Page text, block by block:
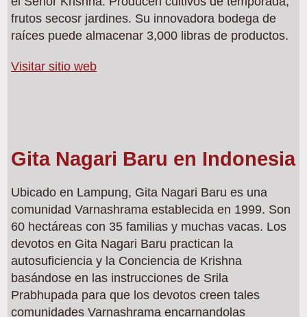
frutos secosr jardines. Su innovadora bodega de
raíces puede almacenar 3,000 libras de productos.
Visitar sitio web
Gita Nagari Baru en Indonesia
Ubicado en Lampung, Gita Nagari Baru es una
comunidad Varnashrama establecida en 1999. Son
60 hectáreas con 35 familias y muchas vacas. Los
devotos en Gita Nagari Baru practican la
autosuficiencia y la Conciencia de Krishna
basándose en las instrucciones de Srila
Prabhupada para que los devotos creen tales
comunidades Varnashrama encarnandolas